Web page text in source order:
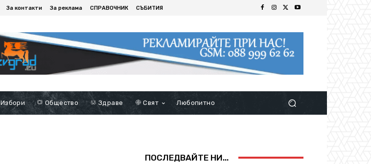
За контакти За реклама СПРАВОЧНИК СЪБИТИЯ
Избори Общество Здраве Свят Любопитно
ПОСЛЕДВАЙТЕ НИ...